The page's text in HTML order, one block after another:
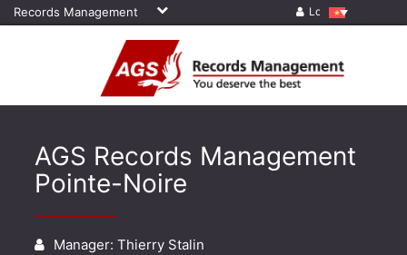
Records Management Log in
AGS Records Management
Pointe-Noire
Manager: Thierry Stalin